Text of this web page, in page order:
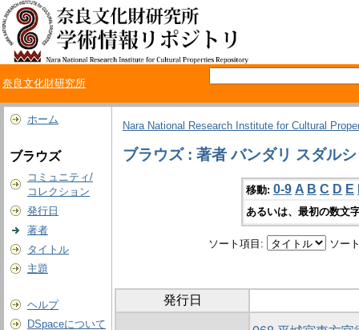
奈良文化財研究所
ホーム
ブラウズ
コミュニティ/
コレクション
発行日
著者
タイトル
主題
ヘルプ
DSpaceについて
Nara National Research Institute for Cultural
ブラウズ : 著者 バンダリ スダル
移動: 0-9 A B C D E
あるいは、最初の数文
ソート項目: ソー
発行日